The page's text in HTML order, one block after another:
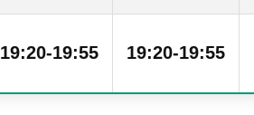
19:20-19:55 19:20-19:55